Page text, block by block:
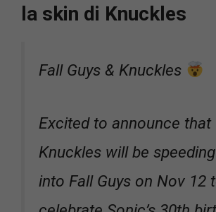
la skin di Knuckles
Fall Guys & Knuckles
Excited to announce that
Knuckles will be
into Fall Guys on Nov 12